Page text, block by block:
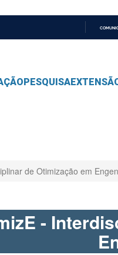
PESQUISA
de Otimização em
-